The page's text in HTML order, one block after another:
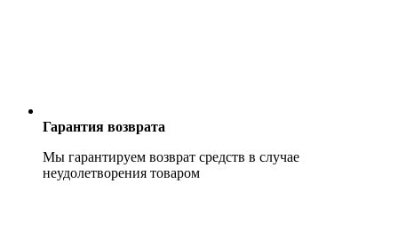
Гарантия возврата
Мы гарантируем возврат средств в случае
неудолетворения товаром